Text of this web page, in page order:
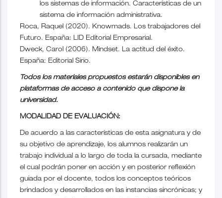
los sistemas de información. Características de un
sistema de información administrativa.
Roca, Raquel (2020). Knowmads. Los trabajadores del
Futuro. España: LID Editorial Empresarial.
Dweck, Carol (2006). Mindset. La actitud del éxito.
España: Editorial Sirio.
Todos los materiales propuestos estarán disponibles en
plataformas de acceso a contenido que dispone la
universidad.
MODALIDAD DE EVALUACIÓN:
De acuerdo a las características de esta asignatura y de
su objetivo de aprendizaje, los alumnos realizarán un
trabajo individual a lo largo de toda la cursada, mediante
el cual podrán poner en acción y en posterior reflexión
guiada por el docente, todos los conceptos teóricos
brindados y desarrollados en las instancias sincrónicas; y